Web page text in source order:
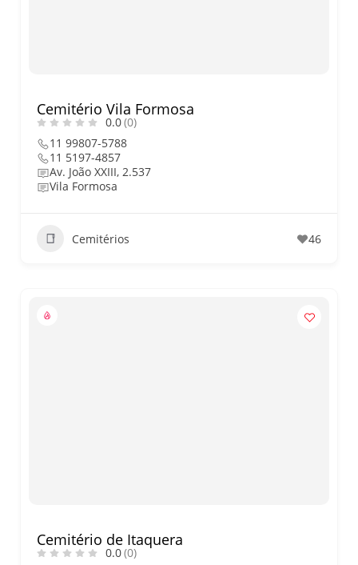
Cemitério Vila Formosa
0.0(0)
11 99807-5788
11 5197-4857
Av. João XXIII, 2.537
Vila Formosa
Cemitérios 46
Cemitério de Itaquera
0.0(0)